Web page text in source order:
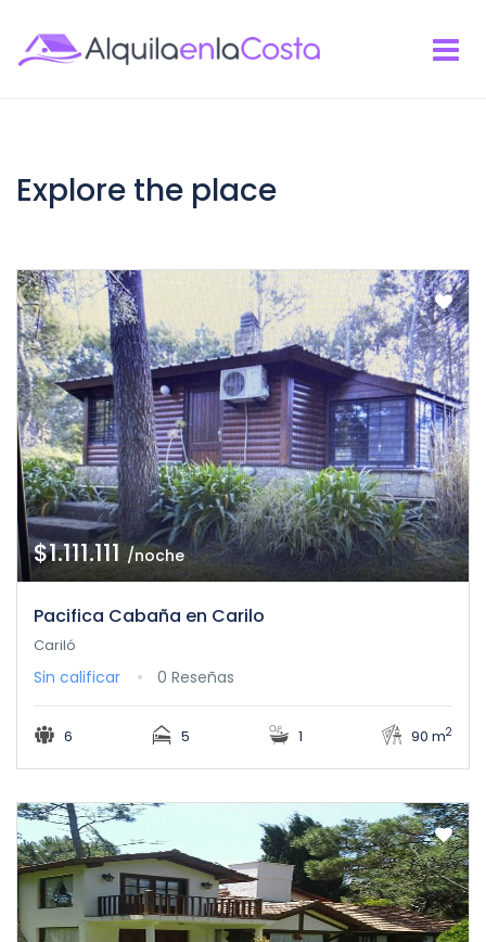
Explore the place
$1.111.111/noche
Pacifica Cabaña en Carilo
Cariló
Sin calificar 0 Reseñas
6 5 1 90 m2